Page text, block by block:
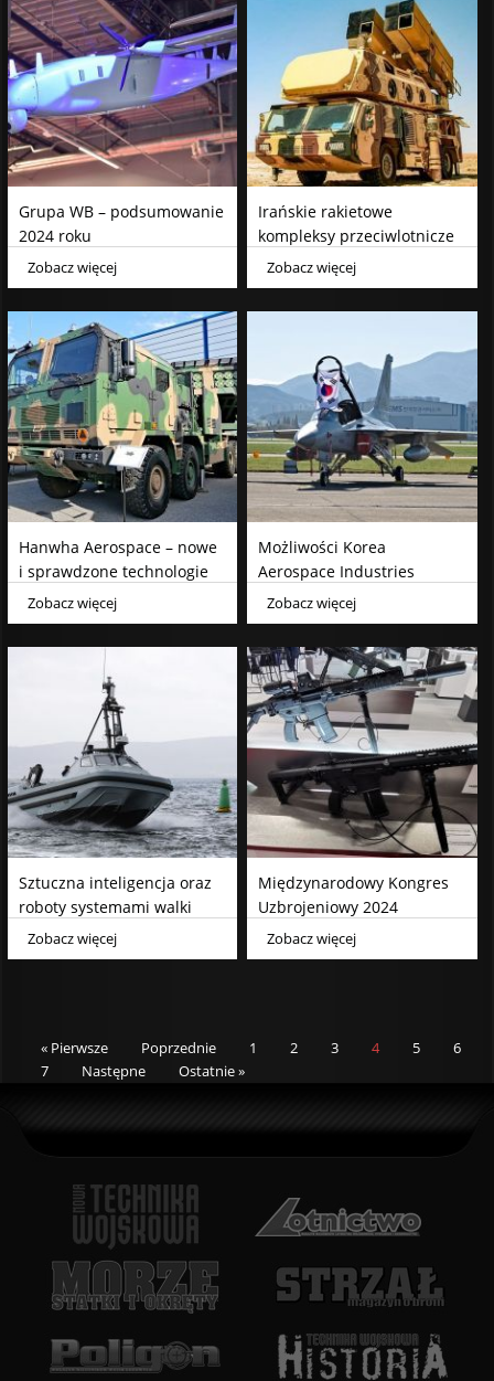
Grupa WB – podsumowanie
2024 roku
Zobacz więcej
Irańskie rakietowe
kompleksy przeciwlotnicze
krótkiego zasięgu
Zobacz więcej
Hanwha Aerospace – nowe
i sprawdzone technologie
dla artylerii wojsk lądowych
Zobacz więcej
Możliwości Korea
Aerospace Industries
Zobacz więcej
Sztuczna inteligencja oraz
roboty systemami walki
kolejnej generacji w
Wielkiej Brytanii
Zobacz więcej
Międzynarodowy Kongres
Uzbrojeniowy 2024
Zobacz więcej
« Pierwsze Poprzednie 1 2 3 4 5
6
7
Następne Ostatnie »